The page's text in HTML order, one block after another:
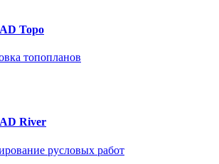
Topo
топопланов
River
русловых работ